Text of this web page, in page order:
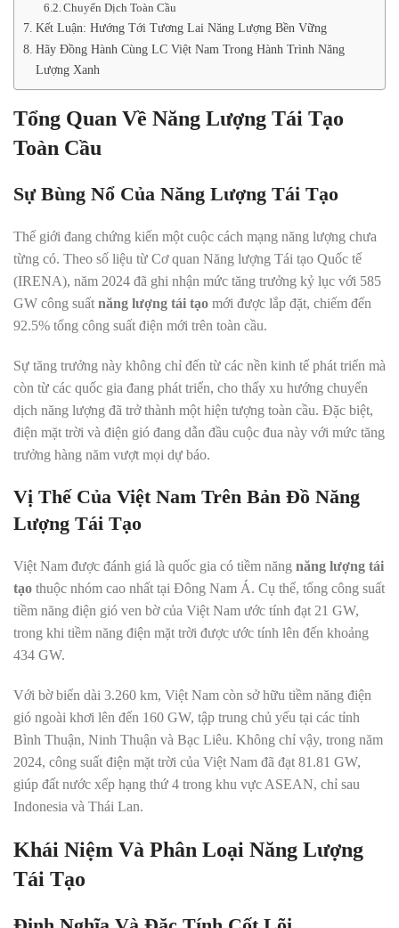
Chuyển Dịch Toàn Cầu
Kết Luận: Hướng Tới Tương Lai Năng Lượng Bền Vững
Hãy Đồng Hành Cùng LC Việt Nam Trong Hành Trình Năng
Lượng Xanh
Tổng Quan Về Năng Lượng Tái Tạo
Toàn Cầu
Sự Bùng Nổ Của Năng Lượng Tái Tạo
Thế giới đang chứng kiến một cuộc cách mạng năng lượng chưa
từng có. Theo số liệu từ Cơ quan Năng lượng Tái tạo Quốc tế
(IRENA), năm 2024 đã ghi nhận mức tăng trưởng kỷ lục với 585
GW công suất năng lượng tái tạo mới được lắp đặt, chiếm đến
92.5% tổng công suất điện mới trên toàn cầu.
Sự tăng trưởng này không chỉ đến từ các nền kinh tế phát triển mà
còn từ các quốc gia đang phát triển, cho thấy xu hướng chuyển
dịch năng lượng đã trở thành một hiện tượng toàn cầu. Đặc biệt,
điện mặt trời và điện gió đang dẫn đầu cuộc đua này với mức tăng
trưởng hàng năm vượt mọi dự báo.
Vị Thế Của Việt Nam Trên Bản Đồ Năng
Lượng Tái Tạo
Việt Nam được đánh giá là quốc gia có tiềm năng năng lượng tái
tạo thuộc nhóm cao nhất tại Đông Nam Á. Cụ thể, tổng công suất
tiềm năng điện gió ven bờ của Việt Nam ước tính đạt 21 GW,
trong khi tiềm năng điện mặt trời được ước tính lên đến khoảng
434 GW.
Với bờ biển dài 3.260 km, Việt Nam còn sở hữu tiềm năng điện
gió ngoài khơi lên đến 160 GW, tập trung chủ yếu tại các tỉnh
Bình Thuận, Ninh Thuận và Bạc Liêu. Không chỉ vậy, trong năm
2024, công suất điện mặt trời của Việt Nam đã đạt 81.81 GW,
giúp đất nước xếp hạng thứ 4 trong khu vực ASEAN, chỉ sau
Indonesia và Thái Lan.
Khái Niệm Và Phân Loại Năng Lượng
Tái Tạo